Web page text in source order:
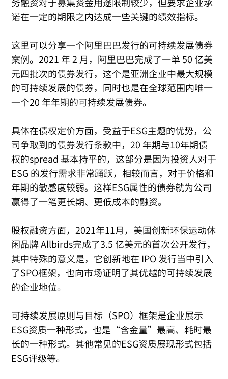
诺在一定的期限之内达成一些关键的绩效指标。
这里可以分享一个阿里巴巴发行的可持续发展债券
案例。2021 年 2 月，阿里巴巴完成了一单 50 亿美
元四批次的债券发行，这个是亚洲企业中最大规模
的可持续发展的债券，同时也是在全球范围内唯一
一个20 年年期的可持续发展债券。
具体在债权定价方面，受益于ESG主题的优势，公
司争取到的债券发行条款中，20 年期与10年期债
权的spread 基本持平的，这部分是因为投资人对于
ESG 的发行需求非常踊跃，相较而言，对于价格和
年期的敏感度较弱。这样ESG属性的债券就为公司
赢得了一笔更长期、更低成本的融资。
股权融资方面，2021年11月，美国创新环保运动休
闲品牌 Allbirds完成了3.5 亿美元的首次公开发行，
其中特殊的意义是，它创新地在 IPO 发行当中引入
了SPO框架，也向市场证明了其优越的可持续发展
的企业地位。
可持续发展原则与目标（SPO）框架是企业展示
ESG资质一种形式，也是“含金量”最高、耗时最
长的一种形式。其他常见的ESG资质展现形式包括
ESG评级等。